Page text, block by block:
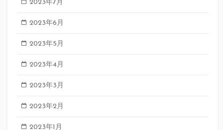
2023年7月
2023年6月
2023年5月
2023年4月
2023年3月
2023年2月
2023年1月